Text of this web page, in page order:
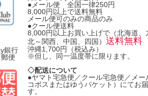
銀行
便
●メール便 全国一律250円
8,000円以上で送料無料
メール便可のみの商品のみ
●クール便送料
8,000円以上お買い上げで（北海道、
北～関西、中国、四国） 送料無料
沖縄1,700円（税込み）
※但し、同一温度帯に限ります。
◇配送について
●ヤマト宅急便／クール宅急便／メー
コポスまたはゆうパケット）にてお
す。